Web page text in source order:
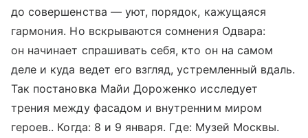
до совершенства — уют, порядок, кажущаяся
гармония. Но вскрываются сомнения Одвара:
он начинает спрашивать себя, кто он на самом
деле и куда ведет его взгляд, устремленный вдаль.
Так постановка Майи Дороженко исследует
трения между фасадом и внутренним миром
героев.. Когда: 8 и 9 января. Где: Музей Москвы.